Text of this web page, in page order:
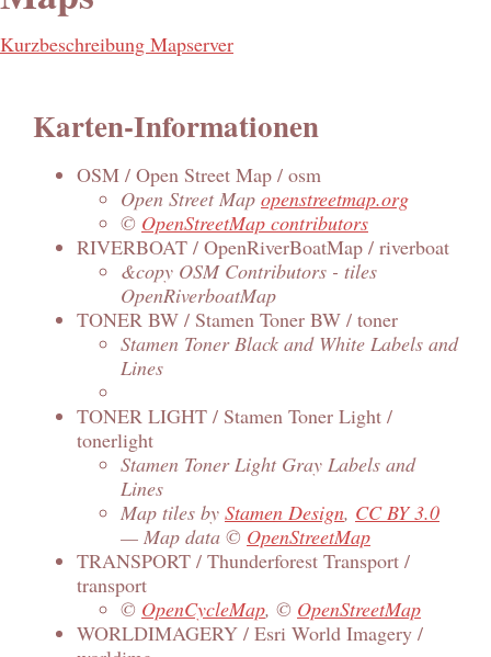
Kurzbeschreibung Mapserver
Karten-Informationen
OSM / Open Street Map / osm
Open Street Map openstreetmap.org
© OpenStreetMap contributors
RIVERBOAT / OpenRiverBoatMap / riverboat
&copy OSM Contributors - tiles
OpenRiverboatMap
TONER BW / Stamen Toner BW / toner
Stamen Toner Black and White Labels and
Lines
TONER LIGHT / Stamen Toner Light /
tonerlight
Stamen Toner Light Gray Labels and
Lines
Map tiles by Stamen Design, CC BY 3.0
— Map data © OpenStreetMap
TRANSPORT / Thunderforest Transport /
transport
© OpenCycleMap, © OpenStreetMap
WORLDIMAGERY / Esri World Imagery /